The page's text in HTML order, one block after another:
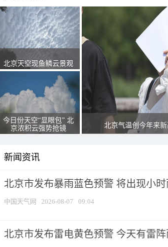
北京天空现鱼鳞云景观
今日份天空“显眼包” 北
京浓积云强势抢镜
北京气温创今年来
新闻资讯
北京市发布暴雨蓝色预警 将出现小
中国天气网 2026-08-07 09:04
北京市发布雷电黄色预警 今天有雷